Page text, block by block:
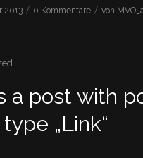
2013 / 0 Kommentare / von
a post with
type „Link“